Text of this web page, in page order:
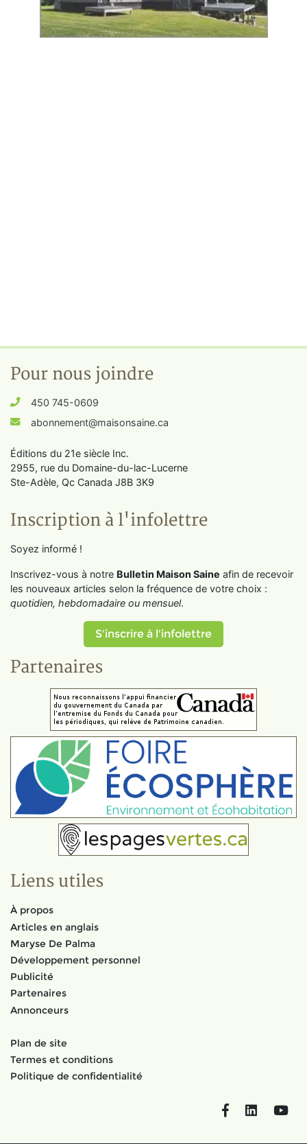
Pour nous joindre
450 745-0609
abonnement@maisonsaine.ca
Éditions du 21e siècle Inc.
2955, rue du Domaine-du-lac-Lucerne
Ste-Adèle, Qc Canada J8B 3K9
Inscription à l'infolettre
Soyez informé !
Inscrivez-vous à notre Bulletin Maison Saine afin de recevoir
les nouveaux articles selon la fréquence de votre choix :
quotidien, hebdomadaire ou mensuel.
S'inscrire à l'infolettre
Partenaires
Liens utiles
À propos
Articles en anglais
Maryse De Palma
Développement personnel
Publicité
Partenaires
Annonceurs
Plan de site
Termes et conditions
Politique de confidentialité
FacebookLinkedIn